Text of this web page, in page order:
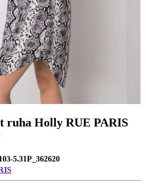
ruha Holly RUE PARIS
5.31P_362620